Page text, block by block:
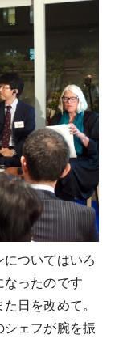
ついてはいろ
なったのです
日を改めて。
ェフが腕を振